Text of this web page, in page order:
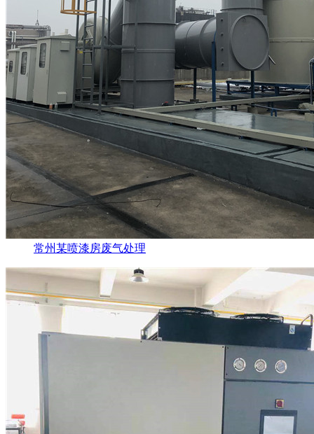
常州某喷漆房废气处理